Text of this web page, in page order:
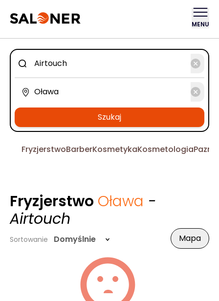
MENU
Szukaj
FryzjerstwoBarberKosmetykaKosmetologia
Fryzjerstwo Oława -
Airtouch
Sortowanie Domyślnie Mapa